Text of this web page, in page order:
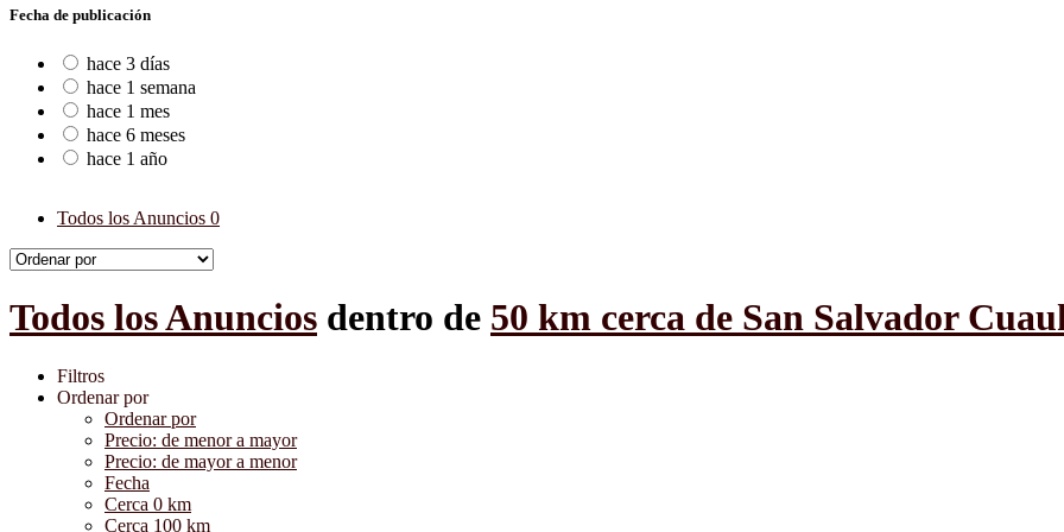
Fecha de publicación
hace 3 días
hace 1 semana
hace 1 mes
hace 6 meses
hace 1 año
Todos los Anuncios 0
Todos los Anuncios dentro de 50 km cerca de San Salvador
Filtros
Ordenar por
Ordenar por
Precio: de menor a mayor
Precio: de mayor a menor
Fecha
Cerca 0 km
Cerca 100 km